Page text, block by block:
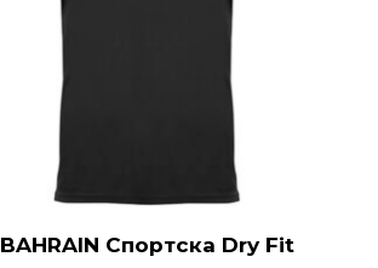
BAHRAIN Спортска Dry Fit